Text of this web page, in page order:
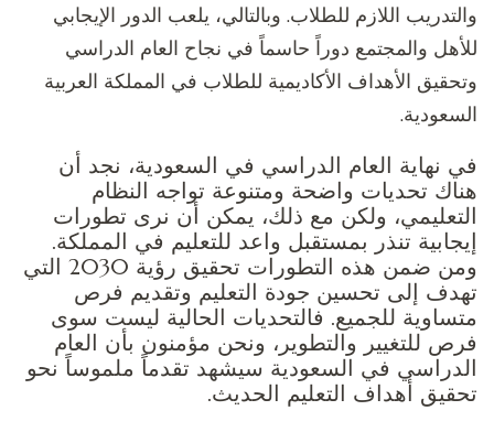
والتدريب اللازم للطلاب. وبالتالي، يلعب الدور الإيجابي
للأهل والمجتمع دوراً حاسماً في نجاح العام الدراسي
وتحقيق الأهداف الأكاديمية للطلاب في المملكة العربية
السعودية.
في نهاية العام الدراسي في السعودية، نجد أن
هناك تحديات واضحة ومتنوعة تواجه النظام
التعليمي، ولكن مع ذلك، يمكن أن نرى تطورات
إيجابية تنذر بمستقبل واعد للتعليم في المملكة.
ومن ضمن هذه التطورات تحقيق رؤية 2030 التي
تهدف إلى تحسين جودة التعليم وتقديم فرص
متساوية للجميع. فالتحديات الحالية ليست سوى
فرص للتغيير والتطوير، ونحن مؤمنون بأن العام
الدراسي في السعودية سيشهد تقدماً ملموساً نحو
تحقيق أهداف التعليم الحديث.